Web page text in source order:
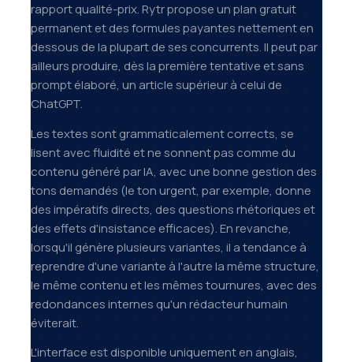
rapport qualité-prix. Rytr propose un plan gratuit
permanent et des formules payantes nettement en
dessous de la plupart de ses concurrents. Il peut par
ailleurs produire, dès la première tentative et sans
prompt élaboré, un article supérieur à celui de
ChatGPT.
Les textes sont grammaticalement corrects, se
lisent avec fluidité et ne sonnent pas comme du
contenu généré par IA, avec une bonne gestion des
tons demandés (le ton urgent, par exemple, donne
des impératifs directs, des questions rhétoriques et
des effets d'insistance efficaces). En revanche,
lorsqu'il génère plusieurs variantes, il a tendance à
reprendre d'une variante à l'autre la même structure,
le même contenu et les mêmes tournures, avec des
redondances internes qu'un rédacteur humain
éviterait.
L'interface est disponible uniquement en anglais,